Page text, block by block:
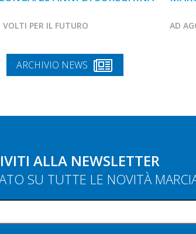
PER IL FUTURO AD
ARCHIVIO NEWS
ALLA NEWSLETTER
SU TUTTE LE NOVITÀ